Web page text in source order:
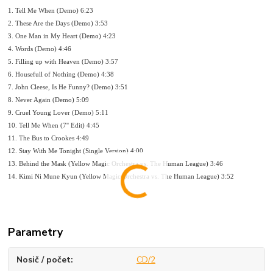
1. Tell Me When (Demo) 6:23
2. These Are the Days (Demo) 3:53
3. One Man in My Heart (Demo) 4:23
4. Words (Demo) 4:46
5. Filling up with Heaven (Demo) 3:57
6. Housefull of Nothing (Demo) 4:38
7. John Cleese, Is He Funny? (Demo) 3:51
8. Never Again (Demo) 5:09
9. Cruel Young Lover (Demo) 5:11
10. Tell Me When (7'' Edit) 4:45
11. The Bus to Crookes 4:49
12. Stay With Me Tonight (Single Version) 4:00
13. Behind the Mask (Yellow Magic Orchestra vs. The Human League) 3:46
14. Kimi Ni Mune Kyun (Yellow Magic Orchestra vs. The Human League) 3:52
Parametry
Nosič / počet CD/2